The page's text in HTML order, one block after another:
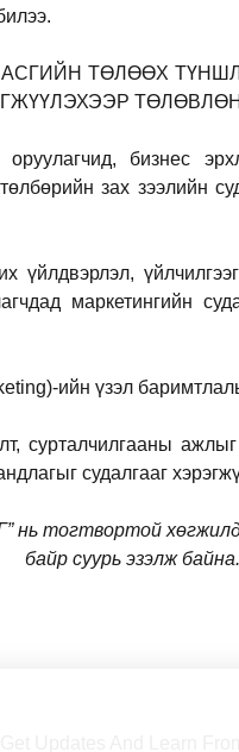
ЗАСГИЙН ТӨЛӨӨХ
бизнес
зах зээлийн
үйлдвэрлэл,
маркетингийн
ийн үзэл
сурталчилгааны
судалгааг
тогтвортой хөгжилд
байр суурь эзэлж